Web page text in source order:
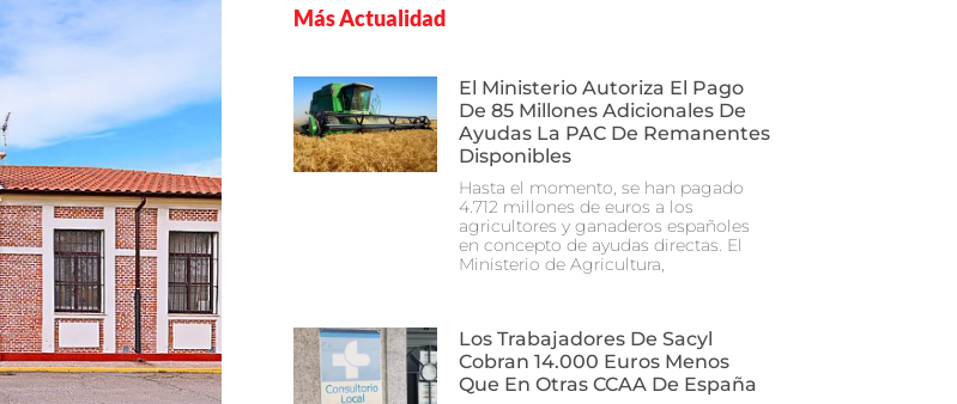
Más Actualidad
El Ministerio Autoriza El Pago
De 85 Millones Adicionales De
Ayudas La PAC De Remanentes
Disponibles
Hasta el momento, se han pagado
4.712 millones de euros a los
agricultores y ganaderos españoles
en concepto de ayudas directas. El
Ministerio de Agricultura,
Los Trabajadores De Sacyl
Cobran 14.000 Euros Menos
Que En Otras CCAA De España